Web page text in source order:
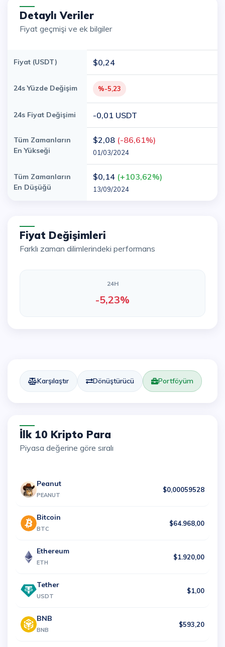
Detaylı Veriler
Fiyat geçmişi ve ek bilgiler
Fiyat (USDT) $0,24
24s Yüzde Değişim %-5,23
24s Fiyat Değişimi -0,01 USDT
Tüm Zamanların
En Yükseği
$2,08 (-86,61%)
01/03/2024
Tüm Zamanların
En Düşüğü
$0,14 (+103,62%)
13/09/2024
Fiyat Değişimleri
Farklı zaman dilimlerindeki performans
24H
-5,23%
Karşılaştır Dönüştürücü Portföyüm
İlk 10 Kripto Para
Piyasa değerine göre sıralı
Peanut
PEANUT
$0,00059528
Bitcoin
BTC
$64.968,00
Ethereum
ETH
$1.920,00
Tether
USDT
$1,00
BNB
BNB
$593,20